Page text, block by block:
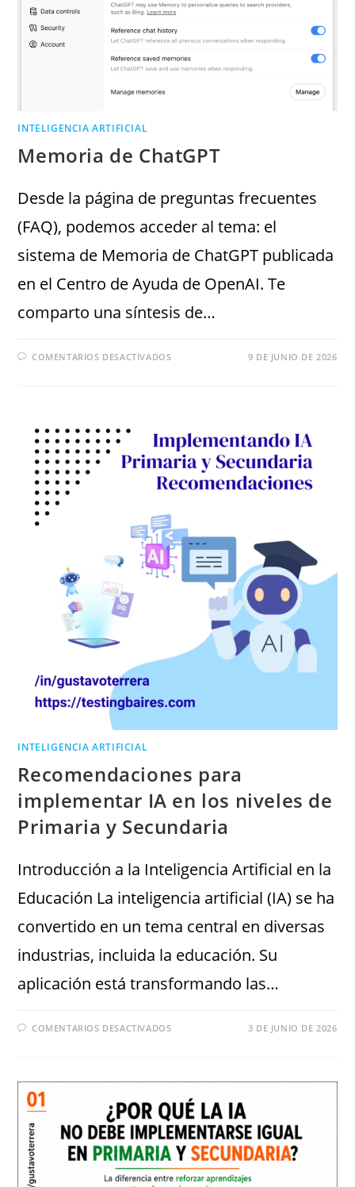
INTELIGENCIA ARTIFICIAL
Memoria de ChatGPT
Desde la página de preguntas frecuentes
(FAQ), podemos acceder al tema: el
sistema de Memoria de ChatGPT publicada
en el Centro de Ayuda de OpenAI. Te
comparto una síntesis de…
COMENTARIOS DESACTIVADOS 9 DE JUNIO DE 2026
INTELIGENCIA ARTIFICIAL
Recomendaciones para
implementar IA en los niveles de
Primaria y Secundaria
Introducción a la Inteligencia Artificial en la
Educación La inteligencia artificial (IA) se ha
convertido en un tema central en diversas
industrias, incluida la educación. Su
aplicación está transformando las…
COMENTARIOS DESACTIVADOS 3 DE JUNIO DE 2026